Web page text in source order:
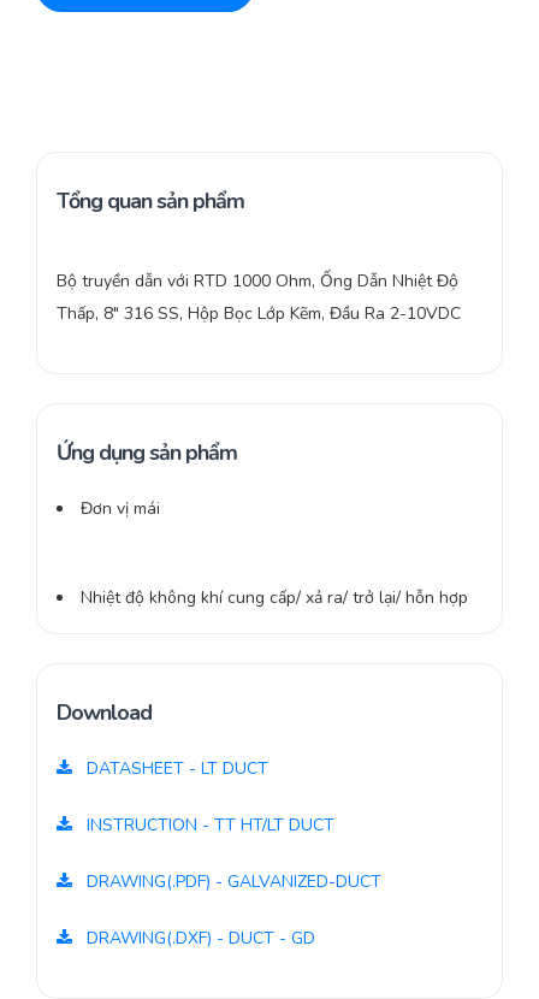
Tổng quan sản phẩm
Bộ truyền dẫn với RTD 1000 Ohm, Ống Dẫn Nhiệt Độ
Thấp, 8″ 316 SS, Hộp Bọc Lớp Kẽm, Đầu Ra 2-10VDC
Ứng dụng sản phẩm
Đơn vị mái
Nhiệt độ không khí cung cấp/ xả ra/ trở lại/ hỗn hợp
Download
DATASHEET - LT DUCT
INSTRUCTION - TT HT/LT DUCT
DRAWING(.PDF) - GALVANIZED-DUCT
DRAWING(.DXF) - DUCT - GD